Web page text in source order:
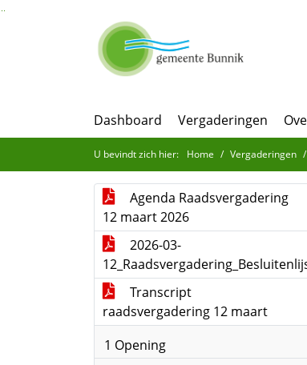
Ga naar de inhoud van deze pagina
Ga naar het zoeken
Ga naar het menu
Dashboard Vergaderingen
U bevindt zich hier: Home Vergaderingen
Agenda Raadsvergadering
12 maart 2026
2026-03-
Transcript
raadsvergadering 12 maart
1 Opening